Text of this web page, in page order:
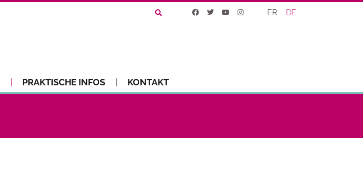
FR DE
PRAKTISCHE INFOS KONTAKT